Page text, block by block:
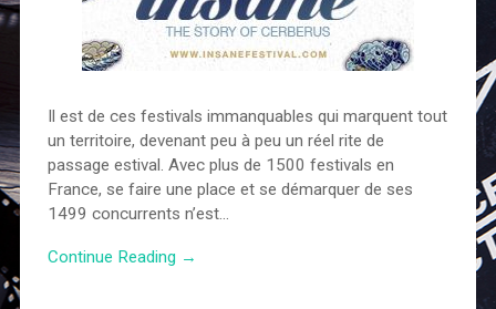
Il est de ces festivals immanquables qui marquent tout
un territoire, devenant peu à peu un réel rite de
passage estival. Avec plus de 1500 festivals en
France, se faire une place et se démarquer de ses
1499 concurrents n’est…
Continue Reading →